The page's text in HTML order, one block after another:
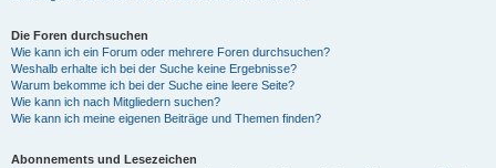
Die Foren durchsuchen
Wie kann ich ein Forum oder mehrere Foren durchsuchen?
Weshalb erhalte ich bei der Suche keine Ergebnisse?
Warum bekomme ich bei der Suche eine leere Seite?
Wie kann ich nach Mitgliedern suchen?
Wie kann ich meine eigenen Beiträge und Themen finden?
Abonnements und Lesezeichen